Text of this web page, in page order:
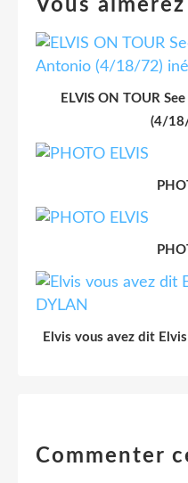
Vous
ELVIS ON TOUR
(4/
Elvis vous avez dit
Commenter